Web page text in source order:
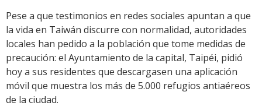
Pese a que testimonios en redes sociales apuntan a que
la vida en Taiwán discurre con normalidad, autoridades
locales han pedido a la población que tome medidas de
precaución: el Ayuntamiento de la capital, Taipéi, pidió
hoy a sus residentes que descargasen una aplicación
móvil que muestra los más de 5.000 refugios antiaéreos
de la ciudad.